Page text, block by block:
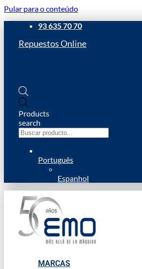
Pular para o conteúdo
93 635 70 70
Repuestos Online
Products
search
Português
Espanhol
MARCAS